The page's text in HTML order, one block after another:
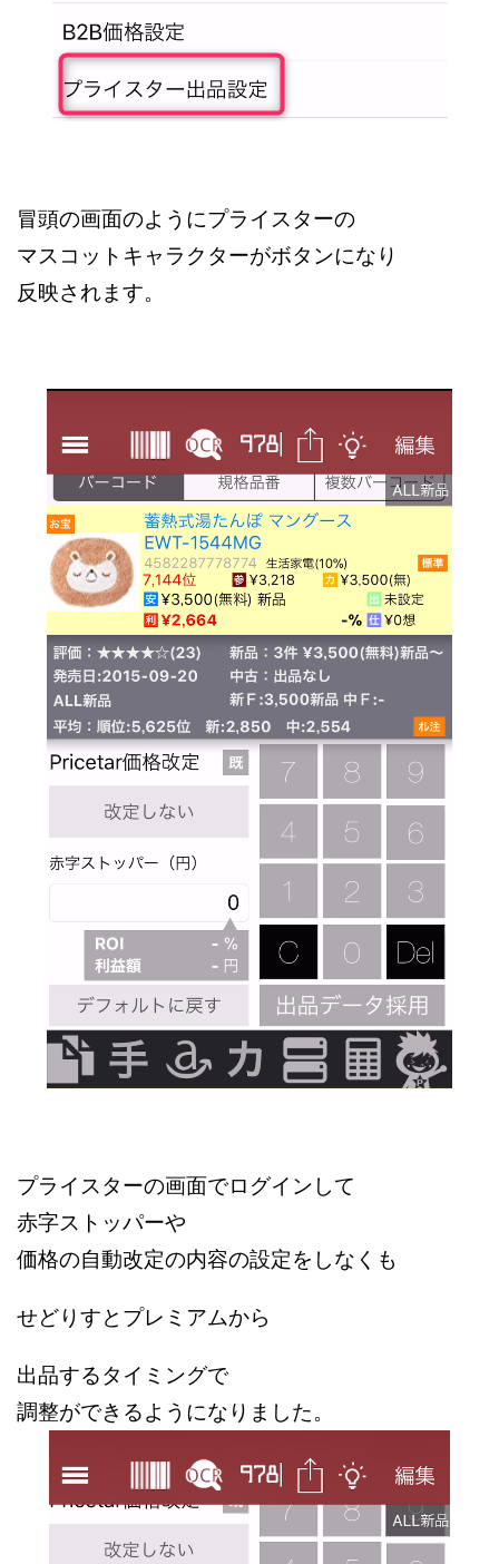
冒頭の画面のようにプライスターの
マスコットキャラクターがボタンになり
反映されます。
プライスターの画面でログインして
赤字ストッパーや
価格の自動改定の内容の設定をしなくも
せどりすとプレミアムから
出品するタイミングで
調整ができるようになりました。